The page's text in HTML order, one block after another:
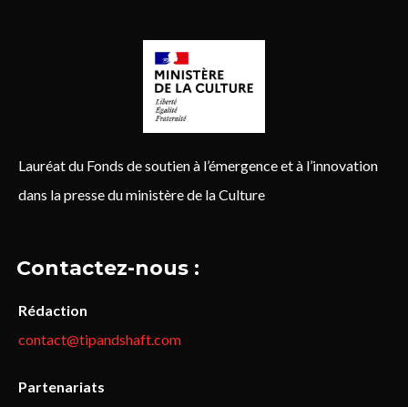
Lauréat du Fonds de soutien à l’émergence et à l’innovation
dans la presse du ministère de la Culture
Contactez-nous :
Rédaction
contact@tipandshaft.com
Partenariats